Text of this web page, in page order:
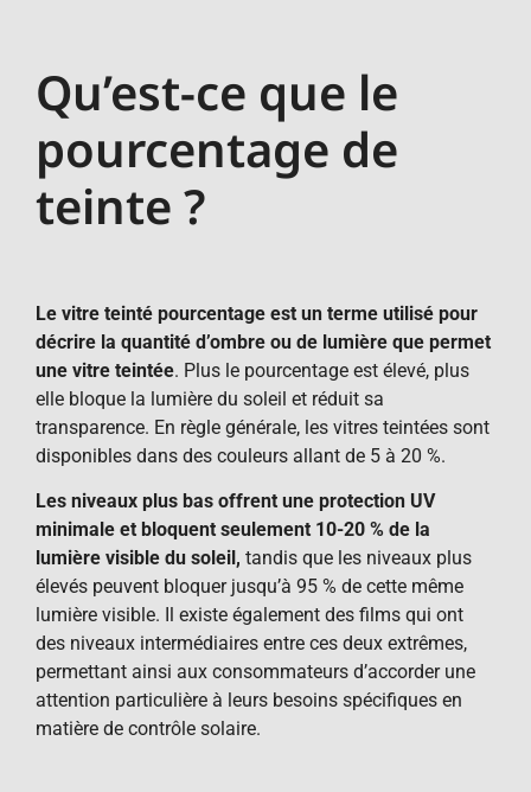
Qu’est-ce que le
pourcentage de
teinte ?
Le vitre teinté pourcentage est un terme utilisé pour
décrire la quantité d’ombre ou de lumière que permet
une vitre teintée. Plus le pourcentage est élevé, plus
elle bloque la lumière du soleil et réduit sa
transparence. En règle générale, les vitres teintées sont
disponibles dans des couleurs allant de 5 à 20 %.
Les niveaux plus bas offrent une protection UV
minimale et bloquent seulement 10-20 % de la
lumière visible du soleil, tandis que les niveaux plus
élevés peuvent bloquer jusqu’à 95 % de cette même
lumière visible. Il existe également des films qui ont
des niveaux intermédiaires entre ces deux extrêmes,
permettant ainsi aux consommateurs d’accorder une
attention particulière à leurs besoins spécifiques en
matière de contrôle solaire.